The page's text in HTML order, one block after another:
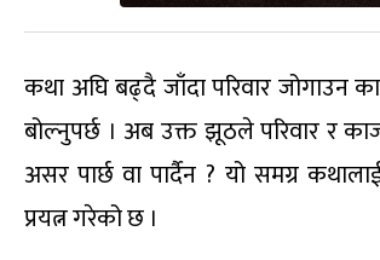
कथा अघि बढ्दै जाँदा परिवार जोगाउन
बोल्नुपर्छ । अब उक्त झूठले परिवार र
असर पार्छ वा पार्दैन ? यो समग्र
प्रयत्न गरेको छ ।